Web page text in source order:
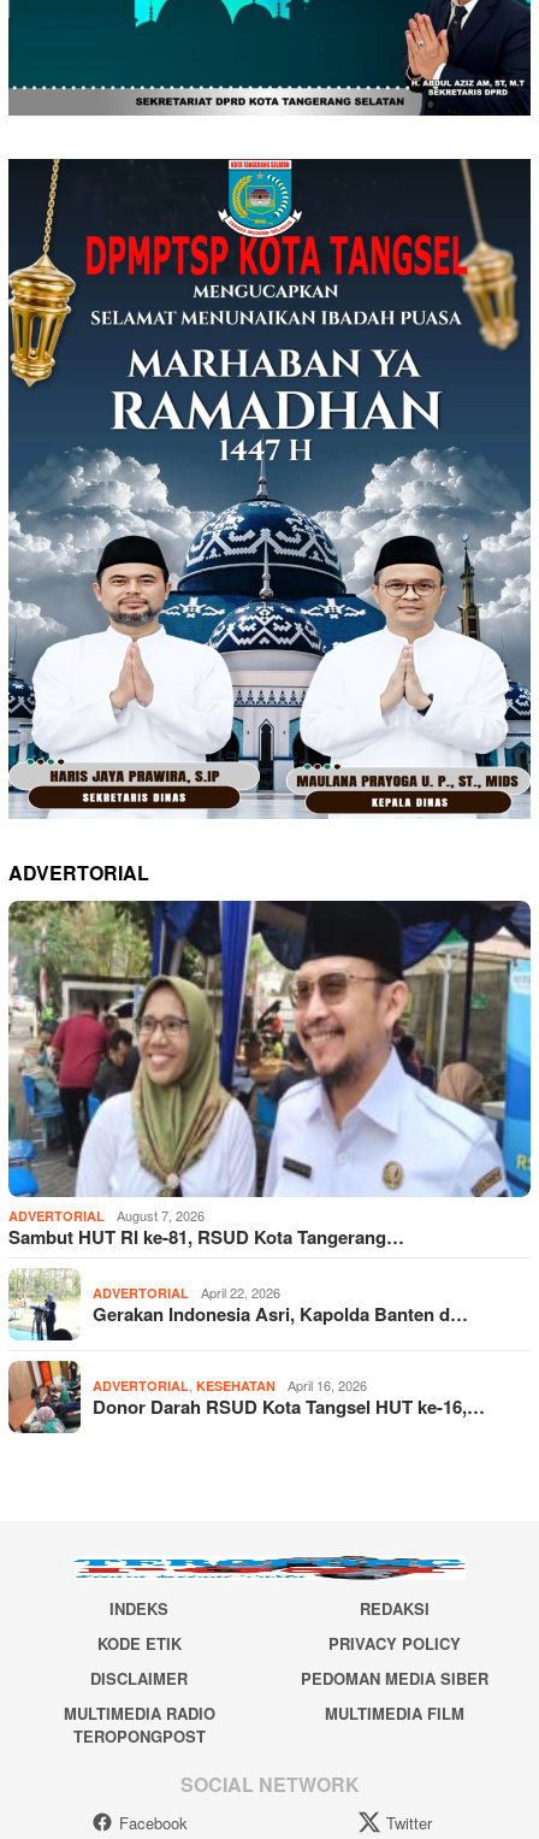
ADVERTORIAL
ADVERTORIAL August 7, 2026
Sambut HUT RI ke-81, RSUD Kota Tangerang…
ADVERTORIAL April 22, 2026
Gerakan Indonesia Asri, Kapolda Banten d…
ADVERTORIAL KESEHATAN April 16, 2026
Donor Darah RSUD Kota Tangsel HUT ke-16,…
INDEKS
REDAKSI
KODE ETIK
PRIVACY POLICY
DISCLAIMER
PEDOMAN MEDIA SIBER
MULTIMEDIA RADIO
TEROPONGPOST
MULTIMEDIA FILM
SOCIAL NETWORK
Facebook Twitter